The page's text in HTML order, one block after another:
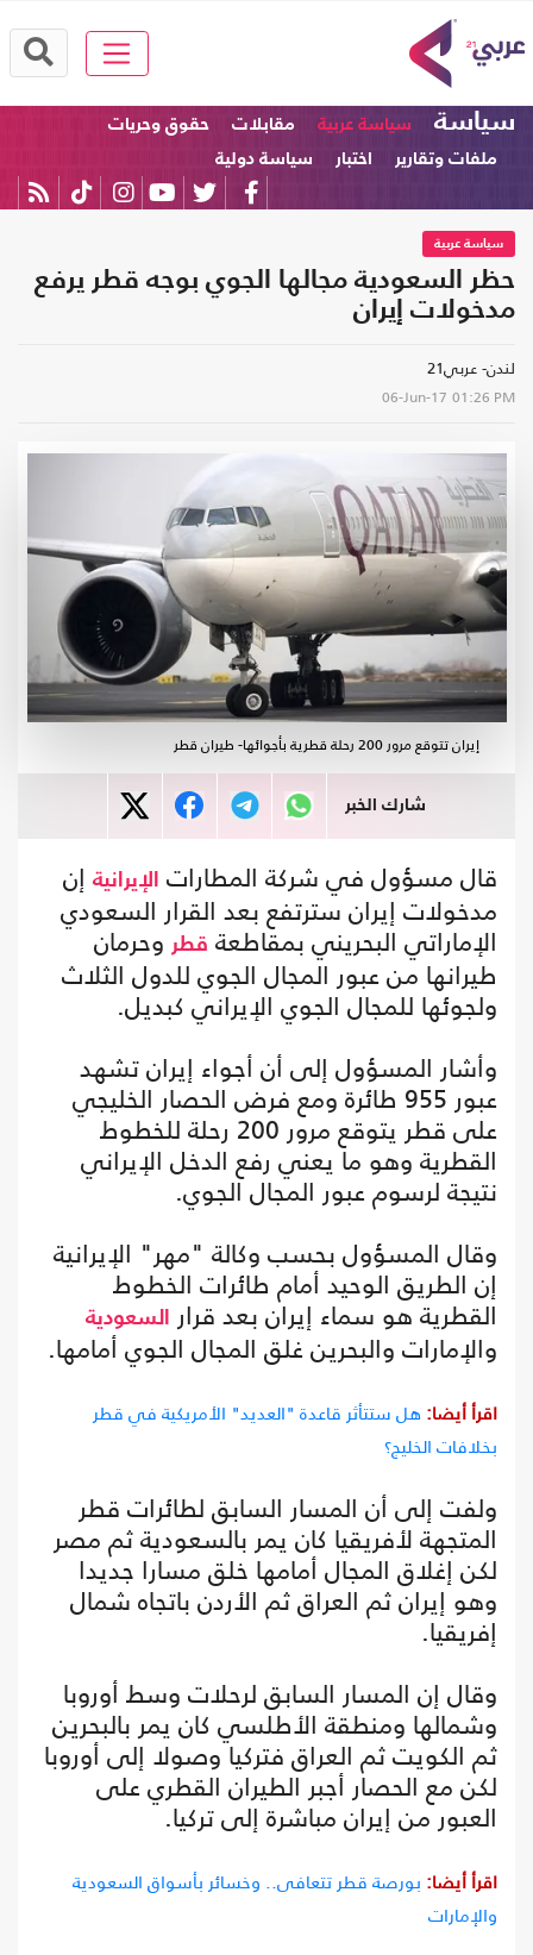
سياسة سياسة عربية مقابلات
حقوق وحريات
ملفات وتقارير
اختبار سياسة دولية
سياسة عربية
حظر السعودية مجالها الجوي بوجه قطر يرفع
مدخولات إيران
لندن- عربي21
06-Jun-17 01:26 PM
إيران تتوقع مرور 200 رحلة قطرية بأجوائها- طيران قطر
شارك الخبر
قال مسؤول في شركة المطارات الإيرانية إن
مدخولات إيران سترتفع بعد القرار السعودي
الإماراتي البحريني بمقاطعة قطر وحرمان
طيرانها من عبور المجال الجوي للدول الثلاث
ولجوئها للمجال الجوي الإيراني كبديل.
وأشار المسؤول إلى أن أجواء إيران تشهد
عبور 955 طائرة ومع فرض الحصار الخليجي
على قطر يتوقع مرور 200 رحلة للخطوط
القطرية وهو ما يعني رفع الدخل الإيراني
نتيجة لرسوم عبور المجال الجوي.
وقال المسؤول بحسب وكالة "مهر" الإيرانية
إن الطريق الوحيد أمام طائرات الخطوط
القطرية هو سماء إيران بعد قرار السعودية
والإمارات والبحرين غلق المجال الجوي أمامها.
اقرأ أيضا: هل ستتأثر قاعدة "العديد" الأمريكية في قطر
بخلافات الخليج؟
ولفت إلى أن المسار السابق لطائرات قطر
المتجهة لأفريقيا كان يمر بالسعودية ثم مصر
لكن إغلاق المجال أمامها خلق مسارا جديدا
وهو إيران ثم العراق ثم الأردن باتجاه شمال
إفريقيا.
وقال إن المسار السابق لرحلات وسط أوروبا
وشمالها ومنطقة الأطلسي كان يمر بالبحرين
ثم الكويت ثم العراق فتركيا وصولا إلى أوروبا
لكن مع الحصار أجبر الطيران القطري على
العبور من إيران مباشرة إلى تركيا.
اقرأ أيضا: بورصة قطر تتعافى.. وخسائر بأسواق السعودية
والإمارات